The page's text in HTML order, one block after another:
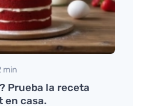
min
Prueba la receta
en casa.